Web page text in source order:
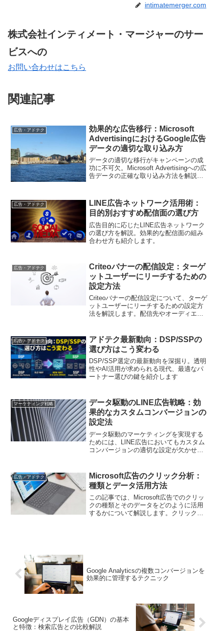
intimatemerger.com
株式会社インティメート・マージャーのサー
ビスへの
お問い合わせはこちら
関連記事
広告・アドテク
効果的な広告移行：Microsoft
AdvertisingにおけるGoogle広告
データの適切な取り込み方
データの適切な移行がキャンペーンの成
功に不可欠。Microsoft Advertisingへの広
告データの正確な取り込み方法を解説
広告・アドテク
LINE広告ネットワーク活用術：
目的別おすすめ配信面の選び方
広告目的に応じたLINE広告ネットワーク
の選び方を解説。効果的な配信面の組み
合わせ方も紹介します。
広告・アドテク
Criteoバナーの配信設定：ターゲ
ットユーザーにリーチするための
設定方法
Criteoバナーの配信設定について、ターゲ
ットユーザーにリーチするための設定方
法を解説します。配信先やオーディエン
広告・アドテク
アドテク最新動向：DSP/SSPの
選び方はこう変わる
DSP/SSP選定の最新動向を深掘り。透明
性やAI活用が求められる現代、最適なパ
ートナー選びの鍵を紹介します
マーケティング戦略
データ駆動のLINE広告戦略：効
果的なカスタムコンバージョンの
設定法
データ駆動のマーケティングを実現する
ためには、LINE広告においてもカスタム
コンバージョンの適切な設定が欠かせま
す。
広告・アドテク
Microsoft広告のクリック分析：
種類とデータ活用方法
この記事では、Microsoft広告でのクリッ
クの種類とそのデータをどのように活用
するかについて解説します。クリックデ
Google Analyticsの複数コンバージョンを
効果的に管理するテクニック
Googleディスプレイ広告（GDN）の基本
と特徴：検索広告との比較解説